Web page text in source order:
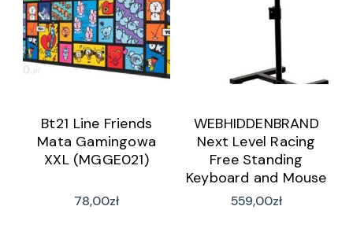
Bt21 Line Friends
Mata Gamingowa
XXL (MGGE021)
78,00zł
WEBHIDDENBRAND
Next Level Racing
Free Standing
Keyboard and Mouse
Stand NLR-A012
559,00zł